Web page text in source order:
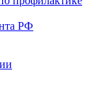
РФ